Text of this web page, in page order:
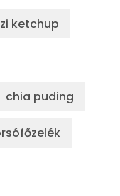
ketchup
chia puding